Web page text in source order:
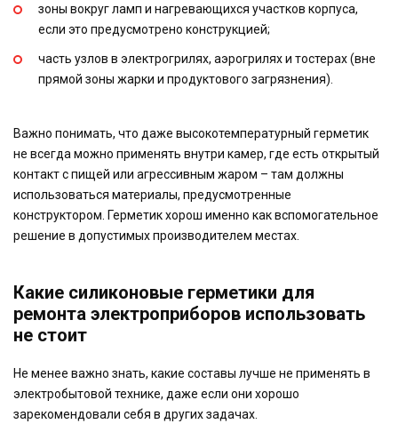
зоны вокруг ламп и нагревающихся участков корпуса,
если это предусмотрено конструкцией;
часть узлов в электрогрилях, аэрогрилях и тостерах (вне
прямой зоны жарки и продуктового загрязнения).
Важно понимать, что даже высокотемпературный герметик
не всегда можно применять внутри камер, где есть открытый
контакт с пищей или агрессивным жаром – там должны
использоваться материалы, предусмотренные
конструктором. Герметик хорош именно как вспомогательное
решение в допустимых производителем местах.
Какие силиконовые герметики для
ремонта электроприборов использовать
не стоит
Не менее важно знать, какие составы лучше не применять в
электробытовой технике, даже если они хорошо
зарекомендовали себя в других задачах.